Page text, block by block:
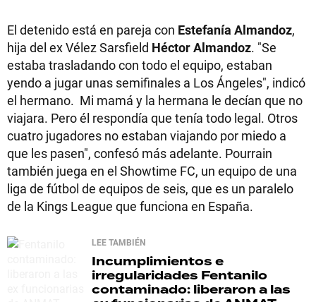
El detenido está en pareja con Estefanía Almandoz,
hija del ex Vélez Sarsfield Héctor Almandoz. "Se
estaba trasladando con todo el equipo, estaban
yendo a jugar unas semifinales a Los Ángeles", indicó
el hermano. Mi mamá y la hermana le decían que no
viajara. Pero él respondía que tenía todo legal. Otros
cuatro jugadores no estaban viajando por miedo a
que les pasen", confesó más adelante. Pourrain
también juega en el Showtime FC, un equipo de una
liga de fútbol de equipos de seis, que es un paralelo
de la Kings League que funciona en España.
LEE TAMBIÉN
Incumplimientos e
irregularidades Fentanilo
contaminado: liberaron a las